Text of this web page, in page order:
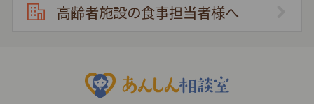
高齢者施設の食事担当者様へ